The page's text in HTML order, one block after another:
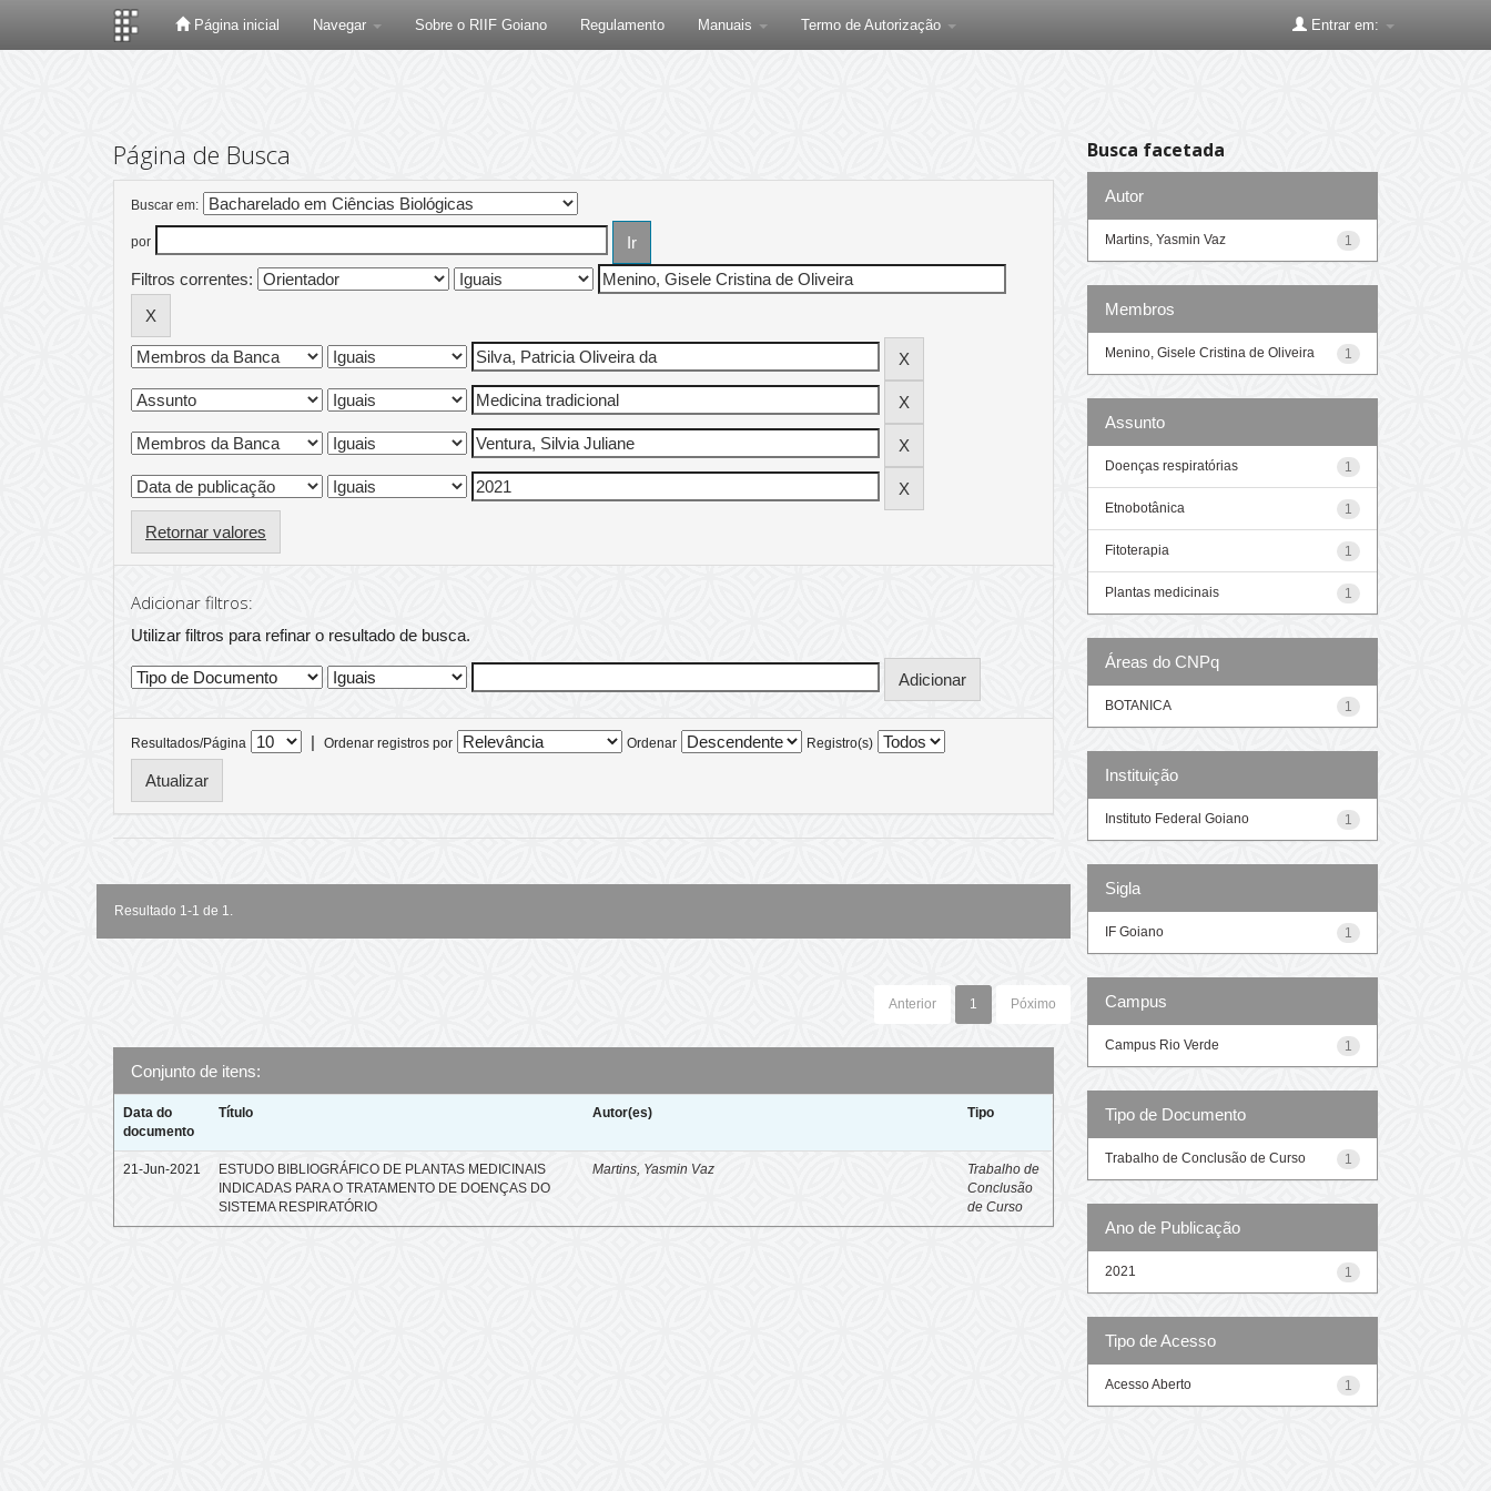
Página inicial Navegar Sobre o RIIF Goiano Regulamento Manuais Termo de Autorização Entrar em:
Página de Busca
Buscar em:
por
Filtros correntes:
Retornar valores
Adicionar filtros:
Utilizar filtros para refinar o resultado de busca.
Resultados/Página | Ordenar registros por Ordenar Registro(s)
Resultado 1-1 de 1.
Anterior 1 Póximo
Conjunto de itens:
Data do
documento
Título Autor(es) Tipo
21-Jun-2021
ESTUDO BIBLIOGRÁFICO DE PLANTAS MEDICINAIS
INDICADAS PARA O TRATAMENTO DE DOENÇAS DO
SISTEMA RESPIRATÓRIO
Martins, Yasmin Vaz
Trabalho de
Conclusão
de Curso
Busca facetada
Autor
1
Martins, Yasmin Vaz
Membros
1
Menino, Gisele Cristina de Oliveira
Assunto
1
Doenças respiratórias
1
Etnobotânica
1
Fitoterapia
1
Plantas medicinais
Áreas do CNPq
1
BOTANICA
Instituição
1
Instituto Federal Goiano
Sigla
1
IF Goiano
Campus
1
Campus Rio Verde
Tipo de Documento
1
Trabalho de Conclusão de Curso
Ano de Publicação
1
2021
Tipo de Acesso
1
Acesso Aberto